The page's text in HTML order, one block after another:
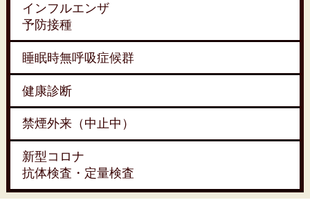
インフルエンザ
予防接種
睡眠時無呼吸症候群
健康診断
禁煙外来（中止中）
新型コロナ
抗体検査・定量検査